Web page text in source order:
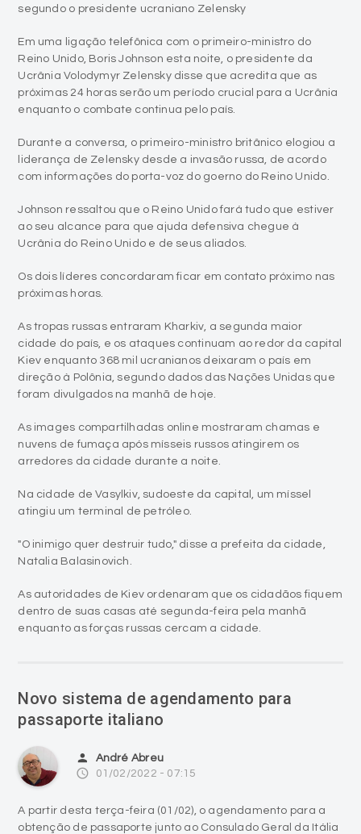
segundo o presidente ucraniano Zelensky
Em uma ligação telefônica com o primeiro-ministro do
Reino Unido, Boris Johnson esta noite, o presidente da
Ucrânia Volodymyr Zelensky disse que acredita que as
próximas 24 horas serão um período crucial para a Ucrânia
enquanto o combate continua pelo país.
Durante a conversa, o primeiro-ministro britânico elogiou a
liderança de Zelensky desde a invasão russa, de acordo
com informações do porta-voz do goerno do Reino Unido.
Johnson ressaltou que o Reino Unido fará tudo que estiver
ao seu alcance para que ajuda defensiva chegue à
Ucrânia do Reino Unido e de seus aliados.
Os dois líderes concordaram ficar em contato próximo nas
próximas horas.
As tropas russas entraram Kharkiv, a segunda maior
cidade do país, e os ataques continuam ao redor da capital
Kiev enquanto 368 mil ucranianos deixaram o país em
direção à Polônia, segundo dados das Nações Unidas que
foram divulgados na manhã de hoje.
As images compartilhadas online mostraram chamas e
nuvens de fumaça após mísseis russos atingirem os
arredores da cidade durante a noite.
Na cidade de Vasylkiv, sudoeste da capital, um míssel
atingiu um terminal de petróleo.
"O inimigo quer destruir tudo," disse a prefeita da cidade,
Natalia Balasinovich.
As autoridades de Kiev ordenaram que os cidadãos fiquem
dentro de suas casas até segunda-feira pela manhã
enquanto as forças russas cercam a cidade.
Novo sistema de agendamento para
passaporte italiano
person André Abreu
access_time 01/02/2022 - 07:15
A partir desta terça-feira (01/02), o agendamento para a
obtenção de passaporte junto ao Consulado Geral da Itália